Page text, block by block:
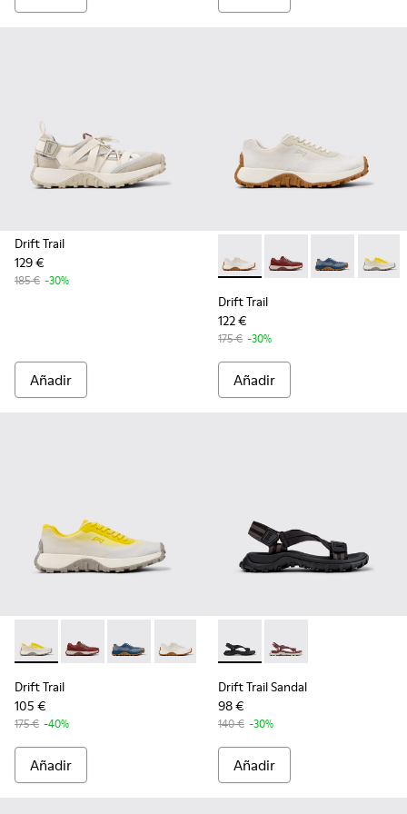
Drift Trail
129 €
185 € -30%
Añadir
Drift Trail - K201872-001 -
Drift Trail -Drift Trail -
Drift
Drift Trail
122 €
175 € -30%
Añadir
Drift Trail - K201872-003 - Zapatillas grises de materiales
Drift Trail - K201872-006 - Zapatillas burdeos de
Drift Trail - K201872-004 - Zapatillas azules
Drift Trail - K201872-001 - Zapatillas
Drift Trail
105 €
175 € -40%
Añadir
Drift Trail Sandal -
Drift Trail Sandal -
Drift Trail Sandal
98 €
140 € -30%
Añadir